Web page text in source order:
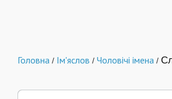
Головна / Ім'яслов / Чоловічі імена /